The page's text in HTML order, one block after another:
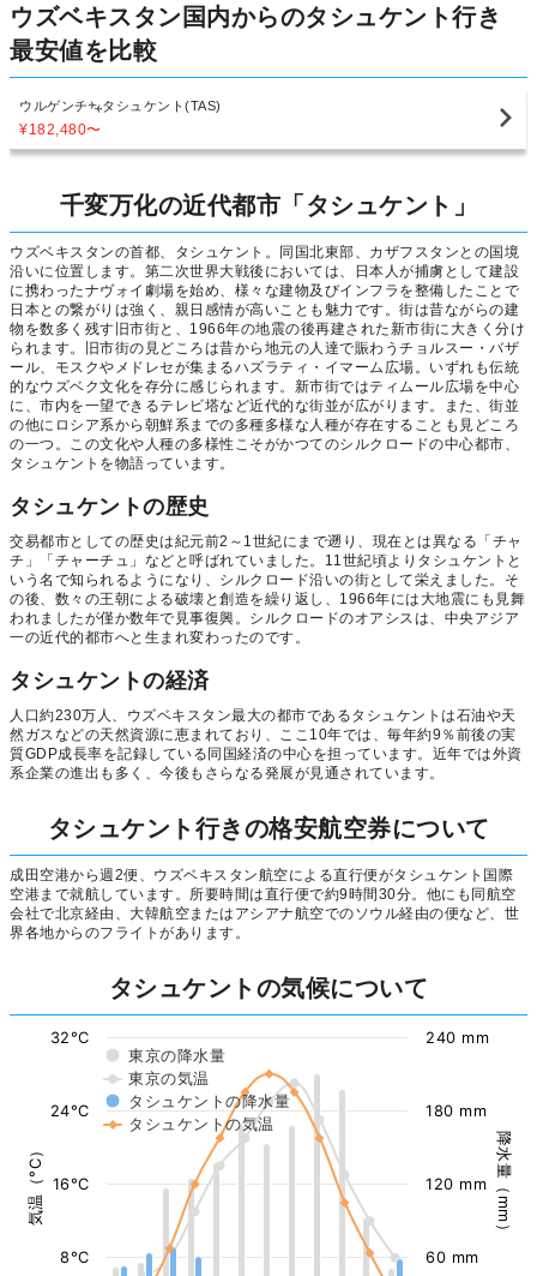
ウズベキスタン国内からのタシュケント行き
最安値を比較
ウルゲンチ タシュケント(TAS)
¥182,480〜
千変万化の近代都市「タシュケント」
ウズベキスタンの首都、タシュケント。同国北東部、カザフスタンとの国境
沿いに位置します。第二次世界大戦後においては、日本人が捕虜として建設
に携わったナヴォイ劇場を始め、様々な建物及びインフラを整備したことで
日本との繋がりは強く、親日感情が高いことも魅力です。街は昔ながらの建
物を数多く残す旧市街と、1966年の地震の後再建された新市街に大きく分け
られます。旧市街の見どころは昔から地元の人達で賑わうチョルスー・バザ
ール、モスクやメドレセが集まるハズラティ・イマーム広場。いずれも伝統
的なウズベク文化を存分に感じられます。新市街ではティムール広場を中心
に、市内を一望できるテレビ塔など近代的な街並が広がります。また、街並
の他にロシア系から朝鮮系までの多種多様な人種が存在することも見どころ
の一つ。この文化や人種の多様性こそがかつてのシルクロードの中心都市、
タシュケントを物語っています。
タシュケントの歴史
交易都市としての歴史は紀元前2～1世紀にまで遡り、現在とは異なる「チャ
チ」「チャーチュ」などと呼ばれていました。11世紀頃よりタシュケントと
いう名で知られるようになり、シルクロード沿いの街として栄えました。そ
の後、数々の王朝による破壊と創造を繰り返し、1966年には大地震にも見舞
われましたが僅か数年で見事復興。シルクロードのオアシスは、中央アジア
一の近代的都市へと生まれ変わったのです。
タシュケントの経済
人口約230万人、ウズベキスタン最大の都市であるタシュケントは石油や天
然ガスなどの天然資源に恵まれており、ここ10年では、毎年約9％前後の実
質GDP成長率を記録している同国経済の中心を担っています。近年では外資
系企業の進出も多く、今後もさらなる発展が見通されています。
タシュケント行きの格安航空券について
成田空港から週2便、ウズベキスタン航空による直行便がタシュケント国際
空港まで就航しています。所要時間は直行便で約9時間30分。他にも同航空
会社で北京経由、大韓航空またはアシアナ航空でのソウル経由の便など、世
界各地からのフライトがあります。
タシュケントの気候について
気温（°C） 降水量（mm）
東京の降水量
東京の気温
タシュケントの降水量
タシュケントの気温
8°C
16°C
24°C
32°C
60 mm
120 mm
180 mm
240 mm